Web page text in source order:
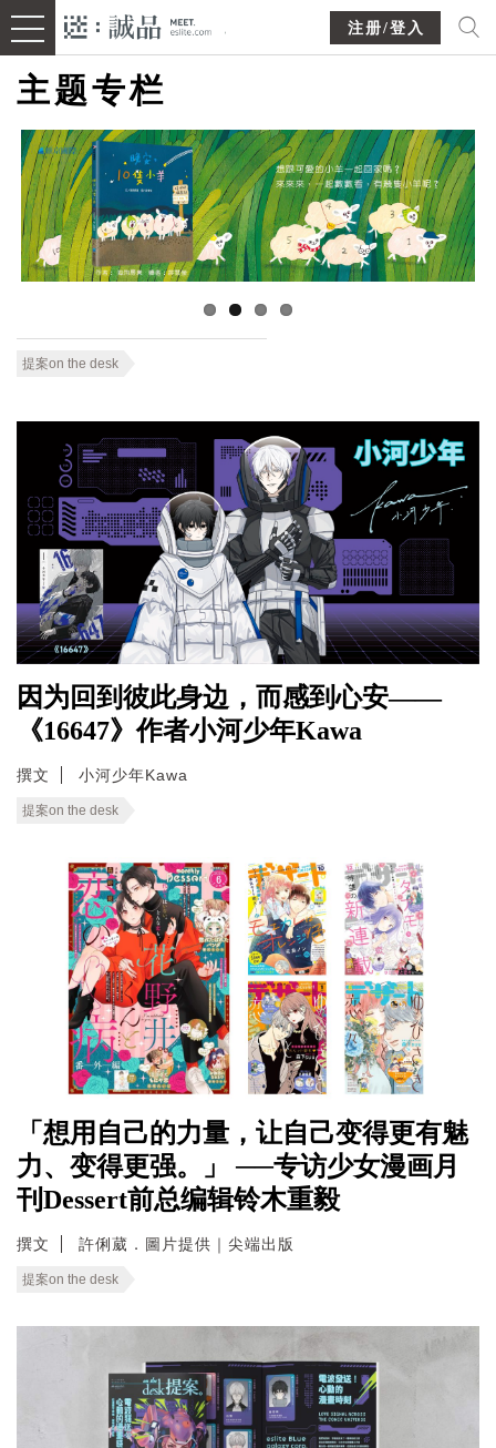
注册/登入
主题专栏
提案on the desk
因为回到彼此身边，而感到心安——
《16647》作者小河少年Kawa
撰文 小河少年Kawa
提案on the desk
「想用自己的力量，让自己变得更有魅
力、变得更强。」 ──专访少女漫画月
刊Dessert前总编辑铃木重毅
撰文 許俐葳．圖片提供｜尖端出版
提案on the desk